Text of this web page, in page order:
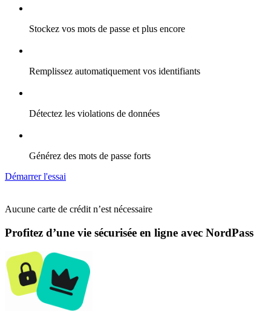
Stockez vos mots de passe et plus encore
Remplissez automatiquement vos identifiants
Détectez les violations de données
Générez des mots de passe forts
Démarrer l'essai
Aucune carte de crédit n’est nécessaire
Profitez d’une vie sécurisée en ligne avec NordPass